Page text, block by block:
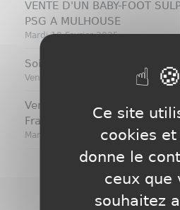
VENTE D'UN BABY-FOOT
PSG A MULHOUSE
Mardi 18 Fevrier 2025
Soirée du personnel d'une
Vendredi 14 Fevrier 2025
Vente d'un baby-foot SULPIE
France/Allemagne
Mardi 11 Fevrier 2025
Ce site
cookies et
donne le
ceux que
souhaitez